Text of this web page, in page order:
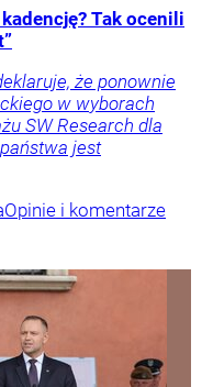
Tak ocenili
że ponownie
w wyborach
SW Research dla
jest
Opinie i komentarze